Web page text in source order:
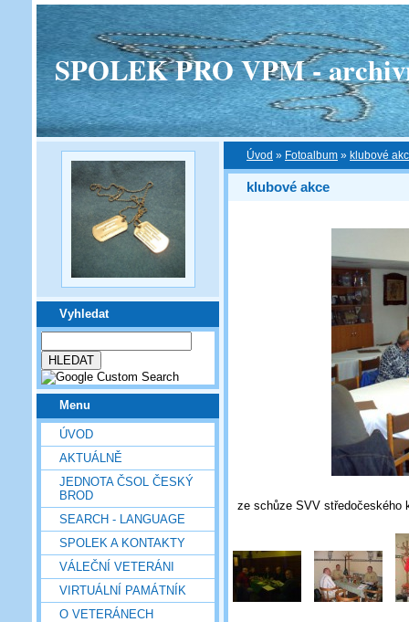
SPOLEK PRO VPM -
Vyhledat
Menu
ÚVOD
AKTUÁLNĚ
JEDNOTA ČSOL ČESKÝ
BROD
SEARCH - LANGUAGE
SPOLEK A KONTAKTY
VÁLEČNÍ VETERÁNI
VIRTUÁLNÍ PAMÁTNÍK
O VETERÁNECH
Úvod » Fotoalbum » klubové
klubové akce
ze schůze SVV středočeského